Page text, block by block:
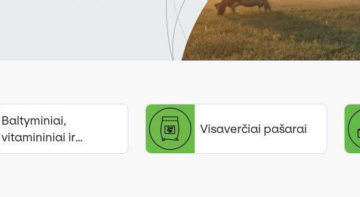
Baltyminiai,
vitamininiai ir
mineraliniai papildai
Visaverčiai pašarai